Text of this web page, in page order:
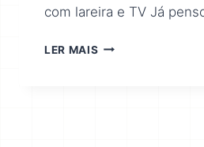
com lareira e TV Já
LER MAIS